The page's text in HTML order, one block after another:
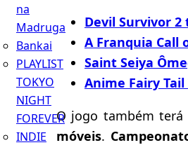
na
Madruga
Bankai
PLAYLIST
TOKYO
NIGHT
FOREVER
INDIE
Devil Survivor 2
A Franquia Call
Saint Seiya
Anime Fairy
O jogo também terá
móveis.